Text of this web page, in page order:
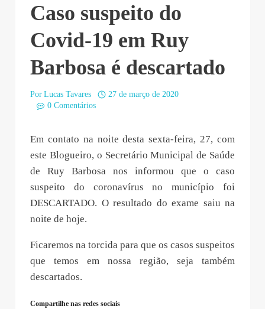
Caso suspeito do
Covid-19 em Ruy
Barbosa é descartado
Por Lucas Tavares
27 de março de 2020
0 Comentários
Em contato na noite desta sexta-feira, 27, com
este Blogueiro, o Secretário Municipal de Saúde
de Ruy Barbosa nos informou que o caso
suspeito do coronavírus no município foi
DESCARTADO. O resultado do exame saiu na
noite de hoje.
Ficaremos na torcida para que os casos suspeitos
que temos em nossa região, seja também
descartados.
Compartilhe nas redes sociais